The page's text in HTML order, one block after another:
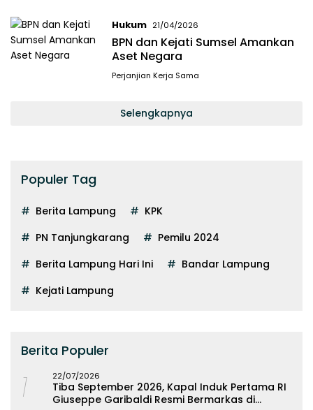
Hukum 21/04/2026
BPN dan Kejati Sumsel Amankan
Aset Negara
Perjanjian Kerja Sama
Selengkapnya
Populer Tag
Berita Lampung
KPK
PN Tanjungkarang
Pemilu 2024
Berita Lampung Hari Ini
Bandar Lampung
Kejati Lampung
Berita Populer
1 22/07/2026
Tiba September 2026, Kapal Induk Pertama RI
Giuseppe Garibaldi Resmi Bermarkas di